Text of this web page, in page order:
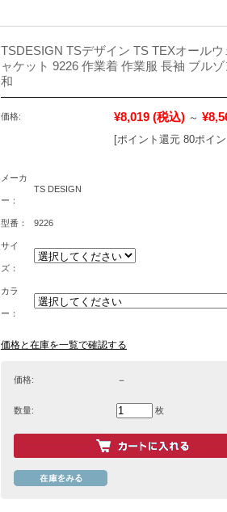
TSDESIGN TSデザイン TS TEXオールウ
ャケット 9226 作業着 作業服 長袖 ブル
和
価格: ¥8,019 (税込) ～
[ポイント還元 80ポイ
メーカ
ー：
TS DESIGN
型番： 9226
サイ
ズ：
カラ
ー：
価格と在庫を一覧で確認する
価格: －
数量: 枚